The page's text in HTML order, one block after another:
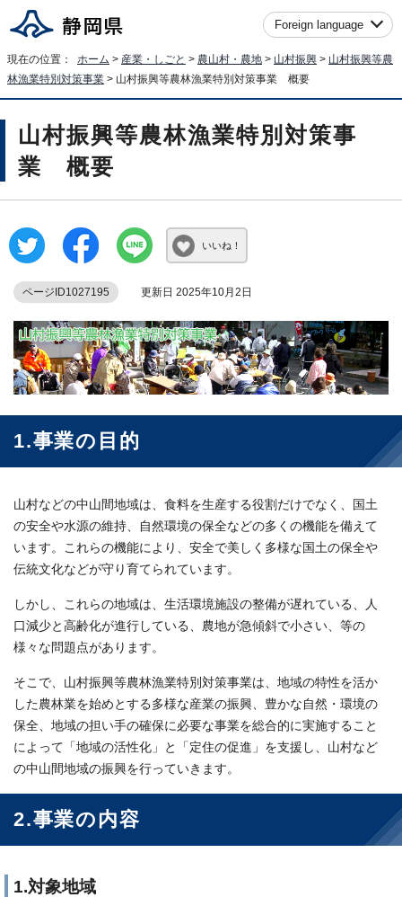
Foreign language
現在の位置： ホーム > 産業・しごと > 農山村・農地 > 山村振興 > 山村振興等農
林漁業特別対策事業 > 山村振興等農林漁業特別対策事業 概要
山村振興等農林漁業特別対策事
業 概要
いいね！
ページID1027195 更新日 2025年10月2日
1.事業の目的
山村などの中山間地域は、食料を生産する役割だけでなく、国土
の安全や水源の維持、自然環境の保全などの多くの機能を備えて
います。これらの機能により、安全で美しく多様な国土の保全や
伝統文化などが守り育てられています。
しかし、これらの地域は、生活環境施設の整備が遅れている、人
口減少と高齢化が進行している、農地が急傾斜で小さい、等の
様々な問題点があります。
そこで、山村振興等農林漁業特別対策事業は、地域の特性を活か
した農林業を始めとする多様な産業の振興、豊かな自然・環境の
保全、地域の担い手の確保に必要な事業を総合的に実施すること
によって「地域の活性化」と「定住の促進」を支援し、山村など
の中山間地域の振興を行っていきます。
2.事業の内容
1.対象地域